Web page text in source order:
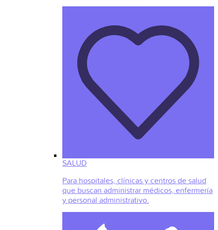
SALUD
Para hospitales, clínicas y centros de salud
que buscan administrar médicos, enfermería
y personal administrativo.